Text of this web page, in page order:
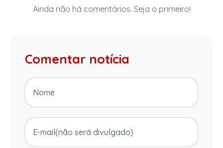
Ainda não há comentários. Seja o primeiro!
Comentar notícia